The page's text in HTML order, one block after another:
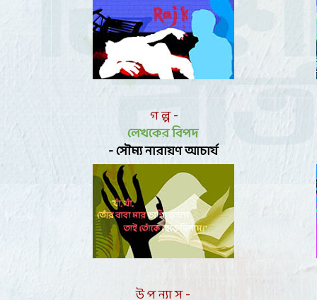
গ ল্প -
লেখকের বিপদ
-সৌম্য নারায়ণ আচার্য
উ প ন্যা স -